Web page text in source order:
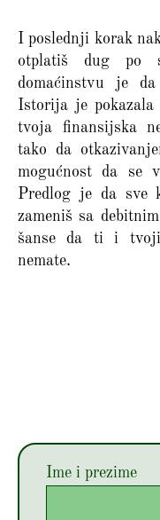
I poslednji korak
otplatiš dug po
domaćinstvu je
Istorija je
tvoja finansijska
tako da
mogućnost da se
Predlog je da sve
zameniš sa
šanse da ti i tvoji
nemate.
Ime i prezime